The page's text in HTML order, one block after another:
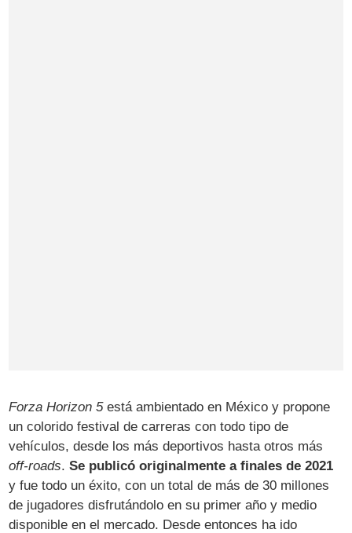
Forza Horizon 5está ambientado en México y propone
un colorido festival de carreras con todo tipo de
vehículos, desde los más deportivos hasta otros más
off-roads.Se publicó originalmente a finales de 2021
y fue todo un éxito, con un total de más de 30 millones
de jugadores disfrutándolo en su primer año y medio
disponible en el mercado. Desde entonces ha ido